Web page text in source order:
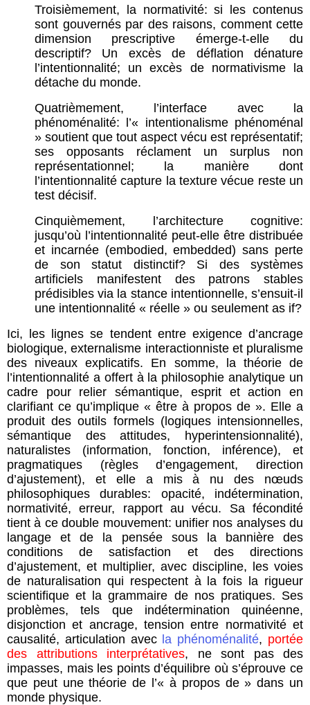
Troisièmement, la normativité: si les contenus
sont gouvernés par des raisons, comment cette
dimension prescriptive émerge-t-elle du
descriptif? Un excès de déflation dénature
l’intentionnalité; un excès de normativisme la
détache du monde.
Quatrièmement, l’interface avec la
phénoménalité: l’« intentionalisme phénoménal
» soutient que tout aspect vécu est représentatif;
ses opposants réclament un surplus non
représentationnel; la manière dont
l’intentionnalité capture la texture vécue reste un
test décisif.
Cinquièmement, l’architecture cognitive:
jusqu’où l’intentionnalité peut-elle être distribuée
et incarnée (embodied, embedded) sans perte
de son statut distinctif? Si des systèmes
artificiels manifestent des patrons stables
prédisibles via la stance intentionnelle, s’ensuit-il
une intentionnalité « réelle » ou seulement as if?
Ici, les lignes se tendent entre exigence d’ancrage
biologique, externalisme interactionniste et pluralisme
des niveaux explicatifs. En somme, la théorie de
l’intentionnalité a offert à la philosophie analytique un
cadre pour relier sémantique, esprit et action en
clarifiant ce qu’implique « être à propos de ». Elle a
produit des outils formels (logiques intensionnelles,
sémantique des attitudes, hyperintensionnalité),
naturalistes (information, fonction, inférence), et
pragmatiques (règles d’engagement, direction
d’ajustement), et elle a mis à nu des nœuds
philosophiques durables: opacité, indétermination,
normativité, erreur, rapport au vécu. Sa fécondité
tient à ce double mouvement: unifier nos analyses du
langage et de la pensée sous la bannière des
conditions de satisfaction et des directions
d’ajustement, et multiplier, avec discipline, les voies
de naturalisation qui respectent à la fois la rigueur
scientifique et la grammaire de nos pratiques. Ses
problèmes, tels que indétermination quinéenne,
disjonction et ancrage, tension entre normativité et
causalité, articulation avec la phénoménalité, portée
des attributions interprétatives, ne sont pas des
impasses, mais les points d’équilibre où s’éprouve ce
que peut une théorie de l’« à propos de » dans un
monde physique.